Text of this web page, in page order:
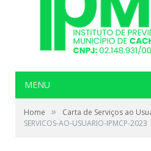
MENU
Home » Carta de Serviços ao
SERVICOS-AO-USUARIO-IPMCP-2023